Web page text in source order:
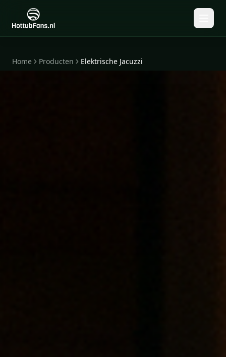
Home Producten Elektrische Jacuzzi